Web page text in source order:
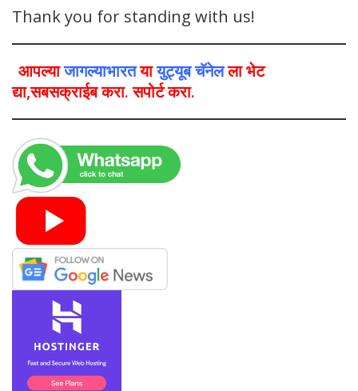
Thank you for standing with us!
आपल्याजागल्याभारतयायुट्यूब चॅनेलला भेट
द्या,सबसक्राईब करा. सपोर्ट करा.